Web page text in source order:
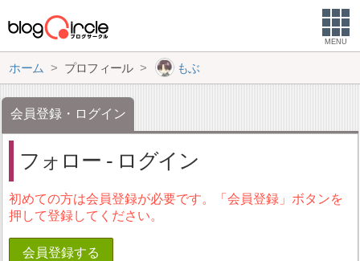
MENU
ホーム プロフィール もぶ
会員登録・ログイン
フォロー - ログイン
初めての方は会員登録が必要です。「会員登録」ボタンを
押して登録してください。
会員登録する